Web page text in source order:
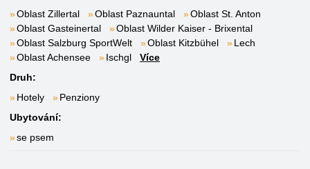
Oblast Zillertal
Oblast Paznauntal
Oblast St. Anton
Oblast Gasteinertal
Oblast Wilder Kaiser - Brixental
Oblast Salzburg SportWelt
Oblast Kitzbühel
Lech
Oblast Achensee
Ischgl
Více
Druh:
Hotely
Penziony
Ubytování:
se psem